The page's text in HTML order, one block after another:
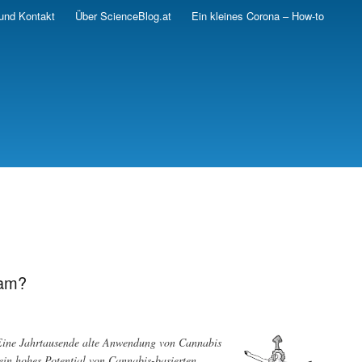
Kontakt Über ScienceBlog.at Ein kleines Corona – How-to
Jahrtausende alte Anwendung von Cannabis